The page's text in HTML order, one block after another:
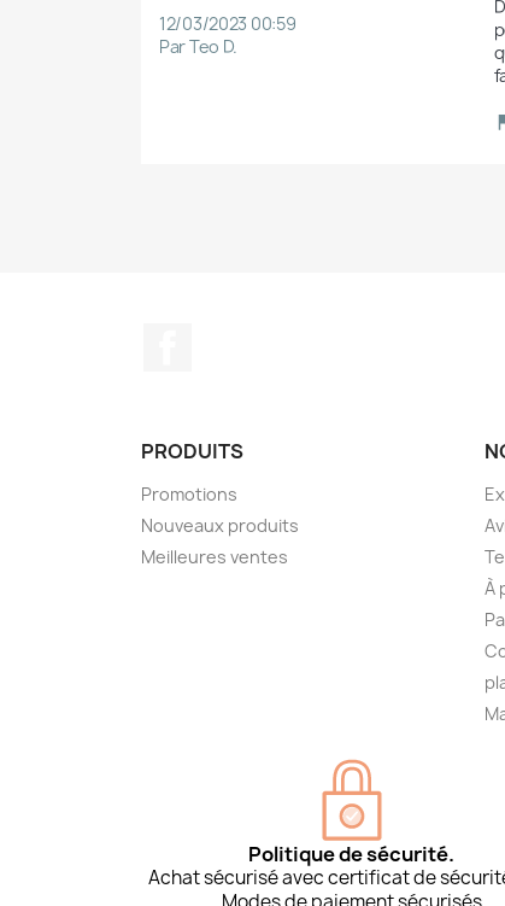
12/03/2023 00:59
Par Teo D.
PRODUITS
Promotions
Nouveaux produits
Meilleures ventes
À
Politique de sécurité.
Achat sécurisé avec certificat de